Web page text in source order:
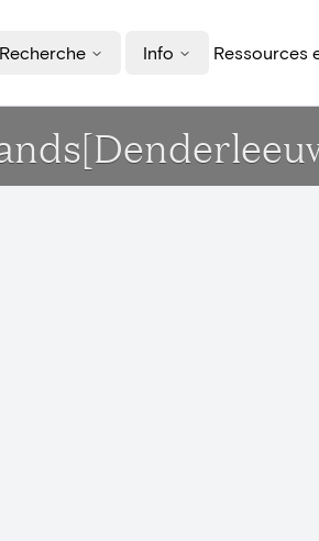
Recherche Info Ressources